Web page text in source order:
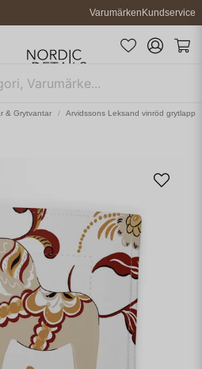
VarumärkenKundservice
& Grytvantar Arvidssons Leksand vinröd grytlapp